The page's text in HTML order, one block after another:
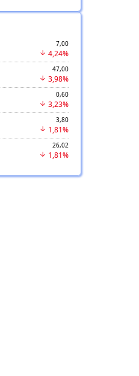
7,00
4,24%
47,00
3,98%
0,60
3,23%
3,80
1,81%
26,02
1,81%